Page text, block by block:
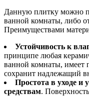
Данную плитку можно
ванной комнаты, либо
Преимуществами
Устойчивость к
принципе любая
ванной комнаты, имеет
сохранит надлежащий
Простота в уходе и
средствам.